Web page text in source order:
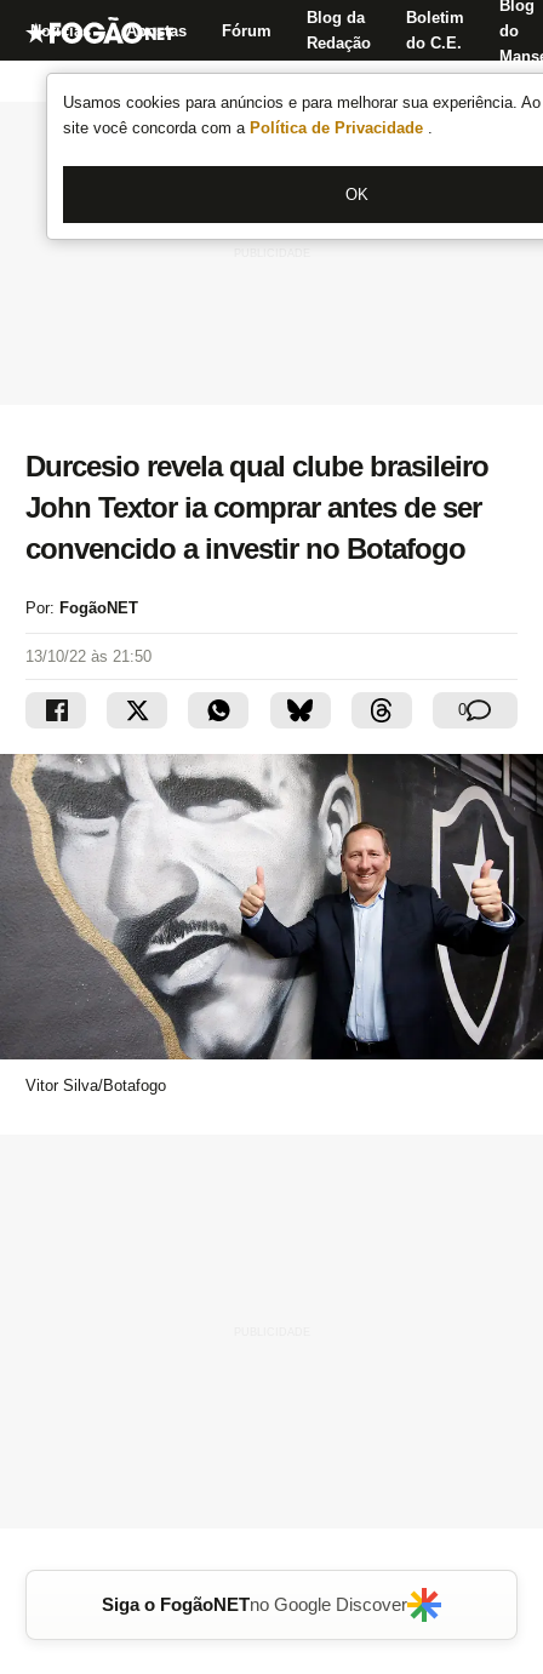
Usamos cookies para anúncios e para melhorar sua experiência.
site você concorda com a Política de Privacidade .
OK
Notícias Apostas Fórum
Blog da
Redação
Boletim
do C.E.
Blog
do
Durcesio revela qual clube brasileiro
John Textor ia comprar antes de ser
convencido a investir no Botafogo
Por: FogãoNET
13/10/22 às 21:50
0
Vitor Silva/Botafogo
Siga o FogãoNETno Google Discover